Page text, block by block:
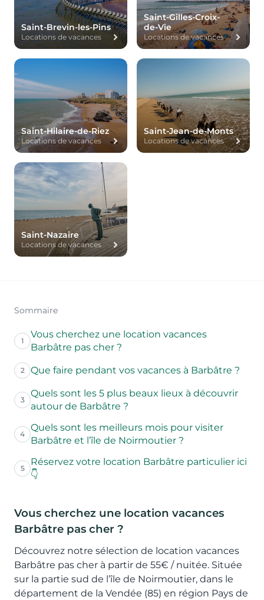
Saint-Brevin-les-Pins
Locations de vacances
Saint-Gilles-Croix-
de-Vie
Locations de vacances
Saint-Hilaire-de-Riez
Locations de vacances
Saint-Jean-de-Monts
Locations de vacances
Saint-Nazaire
Locations de vacances
Sommaire
1
Vous cherchez une location vacances
Barbâtre pas cher ?
2 Que faire pendant vos vacances à Barbâtre ?
3
Quels sont les 5 plus beaux lieux à découvrir
autour de Barbâtre ?
4
Quels sont les meilleurs mois pour visiter
Barbâtre et l’île de Noirmoutier ?
5
Réservez votre location Barbâtre particulier ici
👇
Vous cherchez une location vacances
Barbâtre pas cher ?
Découvrez notre sélection de location vacances
Barbâtre pas cher à partir de 55€ / nuitée. Située
sur la partie sud de l’île de Noirmoutier, dans le
département de la Vendée (85) en région Pays de